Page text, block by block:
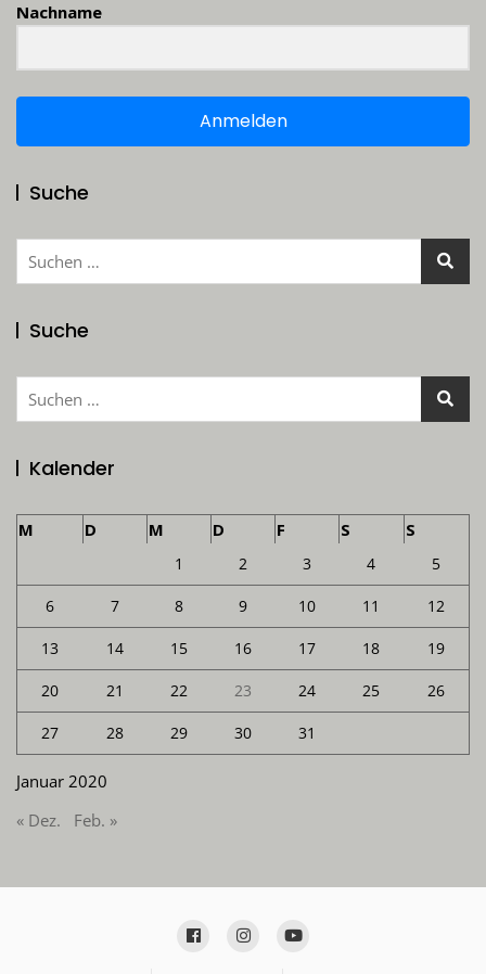
Nachname
Anmelden
Suche
Suchen
Suche
Suchen
Kalender
Januar 2020
M D M D F S S
1 2 3 4 5
6 7 8 9 10 11 12
13 14 15 16 17 18 19
20 21 22 23 24 25 26
27 28 29 30 31
« Dez. Feb. »